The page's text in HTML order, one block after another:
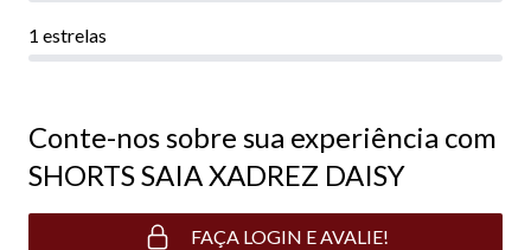
1 estrelas
Conte-nos sobre sua experiência com
SHORTS SAIA XADREZ DAISY
FAÇA LOGIN E AVALIE!